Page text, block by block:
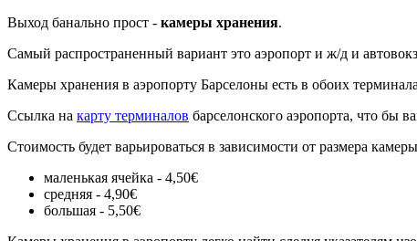
Выход банально прост - камеры хранения.
Самый распространенный вариант это аэропорт и ж/д и
Камеры хранения в аэропорту Барселоны есть в обоих
Ссылка на карту терминалов барселонского аэропорта, что бы
Стоимость будет варьироваться в зависимости от размера
маленькая ячейка - 4,50€
средняя - 4,90€
большая - 5,50€